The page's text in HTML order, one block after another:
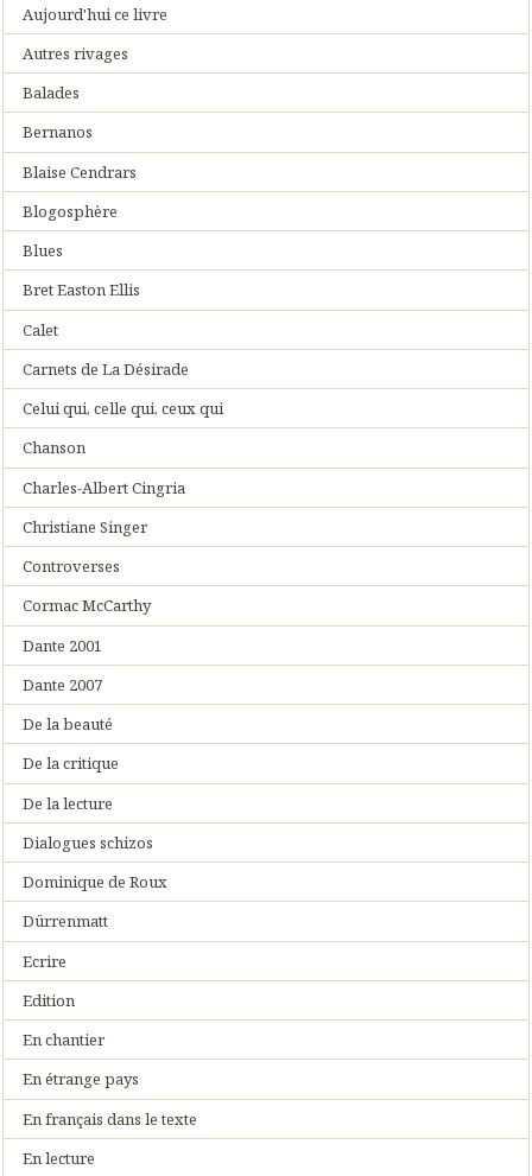
Aujourd'hui ce livre
Autres rivages
Balades
Bernanos
Blaise Cendrars
Blogosphère
Blues
Bret Easton Ellis
Calet
Carnets de La Désirade
Celui qui, celle qui, ceux qui
Chanson
Charles-Albert Cingria
Christiane Singer
Controverses
Cormac McCarthy
Dante 2001
Dante 2007
De la beauté
De la critique
De la lecture
Dialogues schizos
Dominique de Roux
Dürrenmatt
Ecrire
Edition
En chantier
En étrange pays
En français dans le texte
En lecture